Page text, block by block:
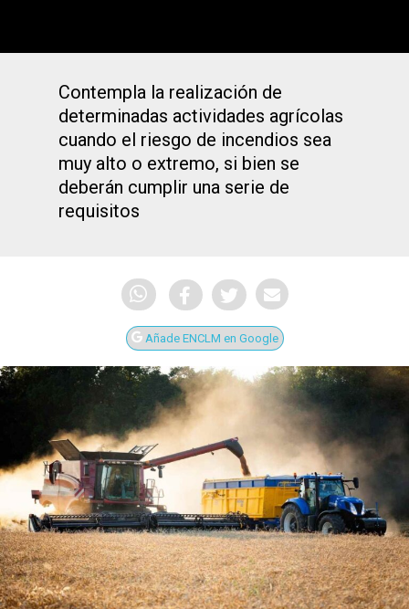
Contempla la realización de
determinadas actividades agrícolas
cuando el riesgo de incendios sea
muy alto o extremo, si bien se
deberán cumplir una serie de
requisitos
Añade ENCLM en Google